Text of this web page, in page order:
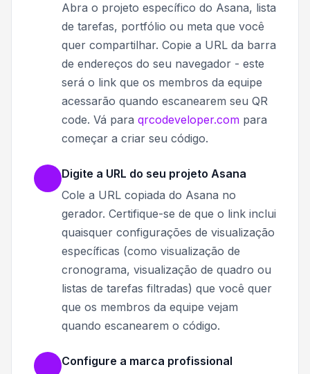
Abra o projeto específico do Asana, lista
de tarefas, portfólio ou meta que você
quer compartilhar. Copie a URL da barra
de endereços do seu navegador - este
será o link que os membros da equipe
acessarão quando escanearem seu QR
code. Vá para qrcodeveloper.com para
começar a criar seu código.
Digite a URL do seu projeto Asana
Cole a URL copiada do Asana no
gerador. Certifique-se de que o link inclui
quaisquer configurações de visualização
específicas (como visualização de
cronograma, visualização de quadro ou
listas de tarefas filtradas) que você quer
que os membros da equipe vejam
quando escanearem o código.
Configure a marca profissional